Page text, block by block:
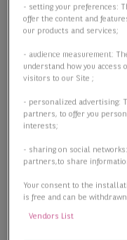
BNPP RE - Moderne
Kennedyplatz
- setting your preferences:
offer the content and
our products and services;
- audience measurement:
understand how you access
visitors to our Site ;
- personalized advertising:
partners, to offer you
interests;
- sharing on social
partners,to share
Your consent to the
is free and can be
Vendors List